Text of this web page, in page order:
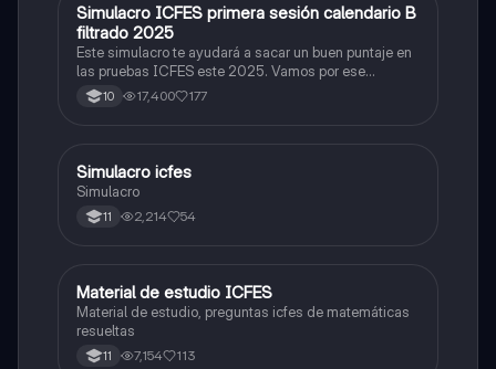
ICFES: Matemáticas
Simulacro ICFES primera sesión calendario B
filtrado 2025
Este simulacro te ayudará a sacar un buen puntaje en
las pruebas ICFES este 2025. Vamos por ese
500/500. Y poder ser admitido en la universidad que
quieras, estudiar la carrera que quieres y no la que te
10 17,400 177
ICFES: Lectura Crítica
Simulacro icfes
Simulacro
11 2,214 54
ICFES: Matemáticas
Material de estudio ICFES
Material de estudio, preguntas icfes de matemáticas
resueltas
11 7,154 113